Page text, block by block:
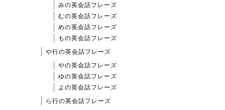
みの英会話フレーズ
むの英会話フレーズ
めの英会話フレーズ
もの英会話フレーズ
や行の英会話フレーズ
やの英会話フレーズ
ゆの英会話フレーズ
よの英会話フレーズ
ら行の英会話フレーズ